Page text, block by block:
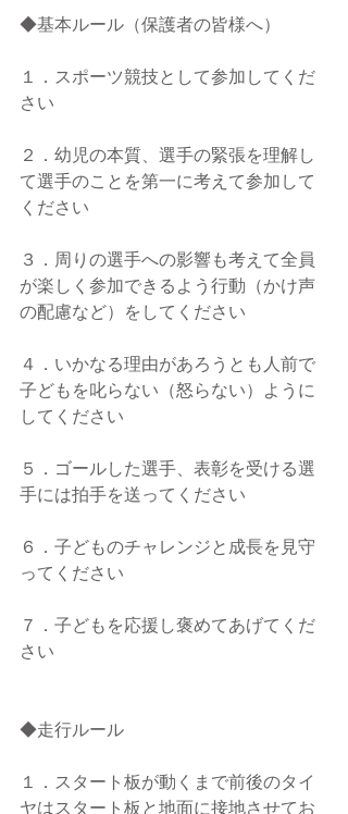
◆基本ルール（保護者の皆様へ）
１．スポーツ競技として参加してくだ
さい
２．幼児の本質、選手の緊張を理解し
て選手のことを第一に考えて参加して
ください
３．周りの選手への影響も考えて全員
が楽しく参加できるよう行動（かけ声
の配慮など）をしてください
４．いかなる理由があろうとも人前で
子どもを叱らない（怒らない）ように
してください
５．ゴールした選手、表彰を受ける選
手には拍手を送ってください
６．子どものチャレンジと成長を見守
ってください
７．子どもを応援し褒めてあげてくだ
さい
◆走行ルール
１．スタート板が動くまで前後のタイ
ヤはスタート板と地面に接地させてお